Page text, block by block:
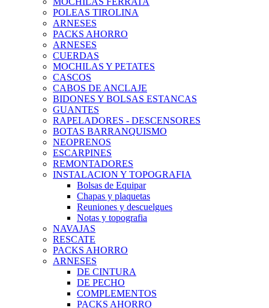
POLEAS TIROLINA
ARNESES
PACKS AHORRO
ARNESES
CUERDAS
MOCHILAS Y PETATES
CASCOS
CABOS DE ANCLAJE
BIDONES Y BOLSAS ESTANCAS
GUANTES
RAPELADORES - DESCENSORES
BOTAS BARRANQUISMO
NEOPRENOS
ESCARPINES
REMONTADORES
INSTALACION Y TOPOGRAFIA
Bolsas de Equipar
Chapas y plaquetas
Reuniones y descuelgues
Notas y topografia
NAVAJAS
RESCATE
PACKS AHORRO
ARNESES
DE CINTURA
DE PECHO
COMPLEMENTOS
PACKS AHORRO